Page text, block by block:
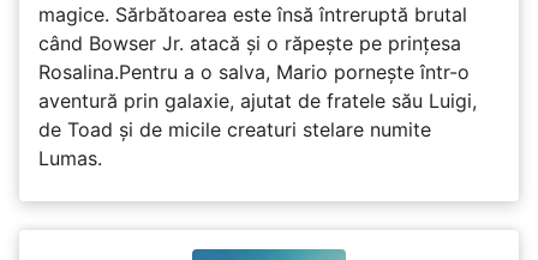
magice. Sărbătoarea este însă întreruptă brutal
când Bowser Jr. atacă și o răpește pe prinţesa
Rosalina.Pentru a o salva, Mario pornește într-o
aventură prin galaxie, ajutat de fratele său Luigi,
de Toad și de micile creaturi stelare numite
Lumas.